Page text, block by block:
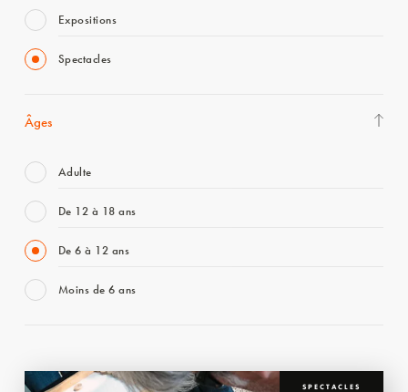
Expositions
Spectacles
Âges
Adulte
De 12 à 18 ans
De 6 à 12 ans
Moins de 6 ans
SPECTACLES